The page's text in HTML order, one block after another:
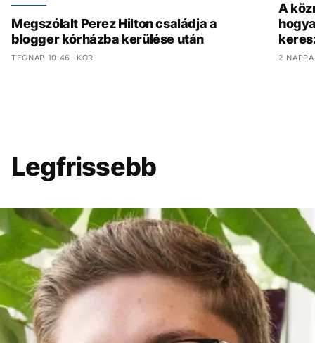
Megszólalt Perez Hilton családja a
blogger kórházba kerülése után
TEGNAP 10:46 -KOR
A
2
Legfrissebb